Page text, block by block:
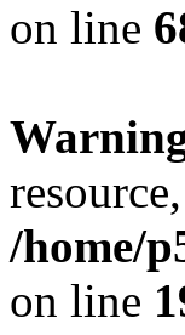
on line
/home/
on line